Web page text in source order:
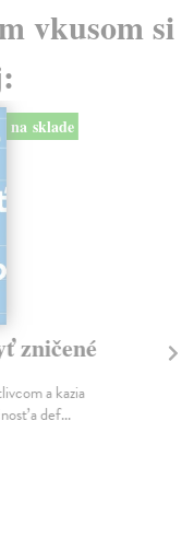
vkusom si
na sklade
zničené
a kazia
a def...